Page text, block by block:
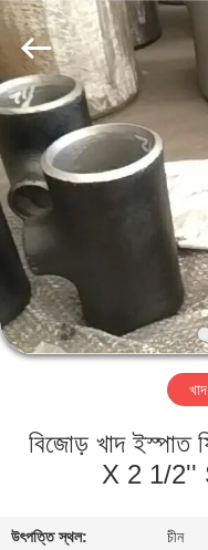
বাড়ি
পণ্য
আমাদের
সম্পর্কে
কারখানা
TOBO
STEEL
GROUP
CHINA.
Rights
Reserved.
বিজোড় খাদ
X 2 1/2''
উৎপত্তি স্থল: চীন